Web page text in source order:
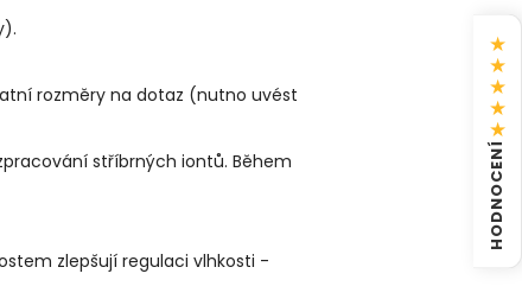
rozměry na dotaz (nutno uvést
stříbrných iontů. Během
zlepšují regulaci vlhkosti -
★
★
★
★
★
HODNOCENÍ